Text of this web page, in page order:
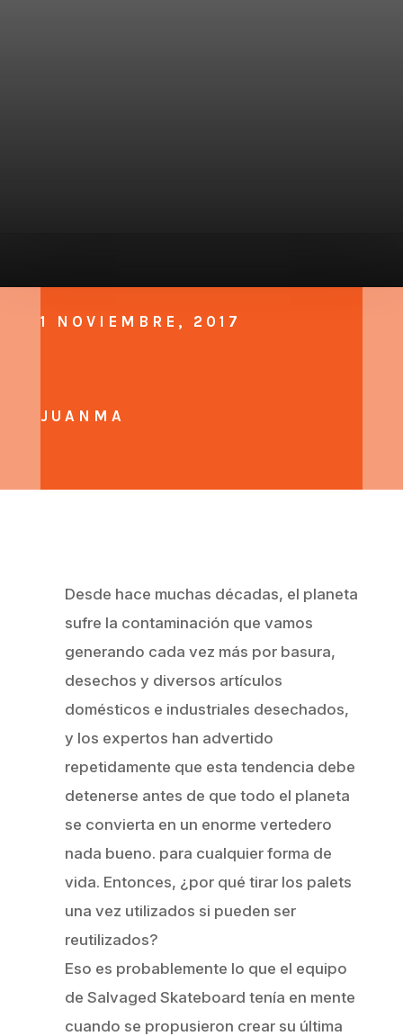
1 NOVIEMBRE, 2017
JUANMA
Desde hace muchas décadas, el planeta
sufre la contaminación que vamos
generando cada vez más por basura,
desechos y diversos artículos
domésticos e industriales desechados,
y los expertos han advertido
repetidamente que esta tendencia debe
detenerse antes de que todo el planeta
se convierta en un enorme vertedero
nada bueno. para cualquier forma de
vida. Entonces, ¿por qué tirar los palets
una vez utilizados si pueden ser
reutilizados?
Eso es probablemente lo que el equipo
de Salvaged Skateboard tenía en mente
cuando se propusieron crear su última